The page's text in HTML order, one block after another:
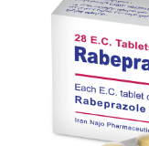
5